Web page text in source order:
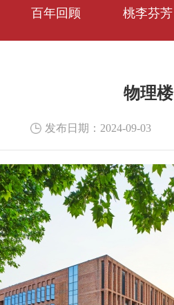
百年回顾 桃李芬芳
物理楼
发布日期：2024-09-03